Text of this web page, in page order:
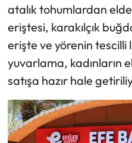
atalık tohumlardan elde
eriştesi, karakılçık
erişte ve yörenin tescilli
yuvarlama, kadınların
satışa hazır hale